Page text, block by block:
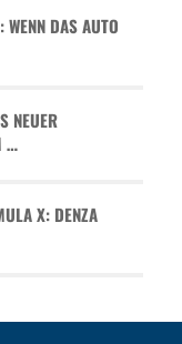
DAS AUTO
NEUER
…
X: DENZA